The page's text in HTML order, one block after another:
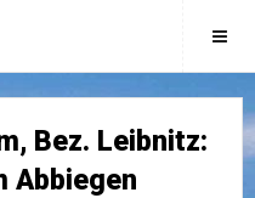
Bez. Leibnitz:
Abbiegen